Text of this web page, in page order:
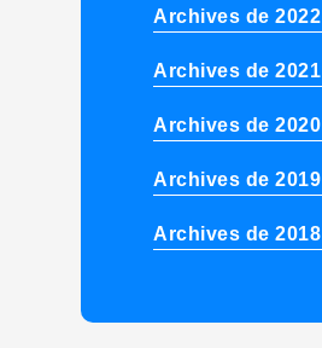
Archives de 2022
Archives de 2021
Archives de 2020
Archives de 2019
Archives de 2018